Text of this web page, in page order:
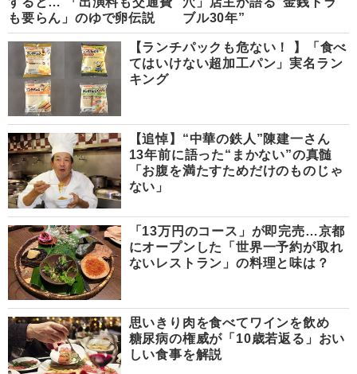
も要らん」のゆで卵伝説
ブル30年”
【ランチパックも危ない！ 】「食べ
てはいけない超加工パン」実名ラン
キング
【追悼】“中華の鉄人”陳建一さん
13年前に語った“まかない”の真髄
「お腹を満たすためだけのものじゃ
ない」
「13万円のコース」が即完売…京都
にオープンした「世界一予約が取れ
ないレストラン」の料理と味は？
思いきり肉を食べてワインを飲め
糖尿病の権威が「10歳若返る」おい
しい食事を解説